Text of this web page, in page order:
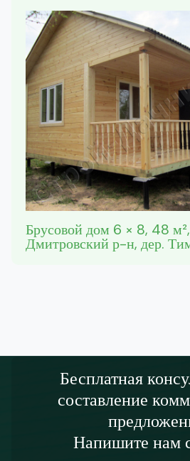
Брусовой дом 6 × 8, 48 м²,
Дмитровский р-н, дер.
Бесплатная
составление
Напишите нам